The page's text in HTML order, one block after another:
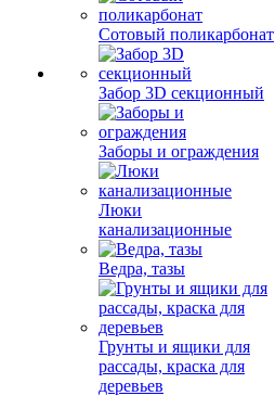
Сотовый поликарбонат
Забор 3D секционный
Заборы и ограждения
Люки
канализационные
Ведра, тазы
Грунты и ящики для
рассады, краска для
деревьев